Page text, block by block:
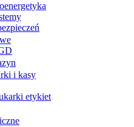
i kasy
etykiet